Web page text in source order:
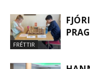
FRÉTTIR
PRAG